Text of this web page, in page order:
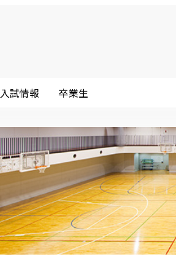
入試情報 卒業生